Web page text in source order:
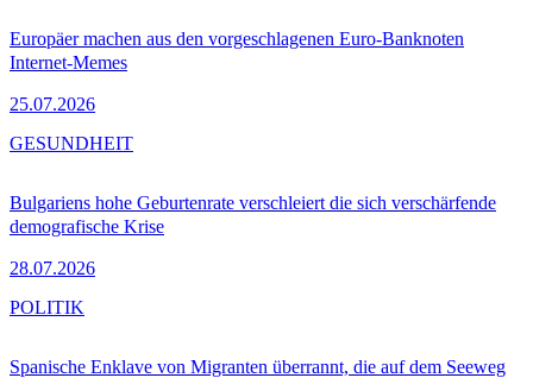
Europäer machen aus den vorgeschlagenen Euro-Banknoten
Internet-Memes
25.07.2026
Bulgariens hohe Geburtenrate verschleiert die sich verschärfende
demografische Krise
28.07.2026
GESUNDHEIT
Spanische Enklave von Migranten überrannt, die auf dem Seeweg
POLITIK